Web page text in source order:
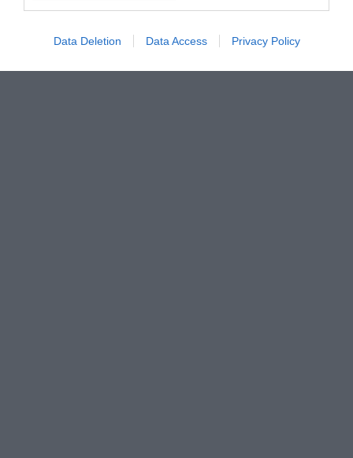
Data Deletion Data Access Privacy Policy